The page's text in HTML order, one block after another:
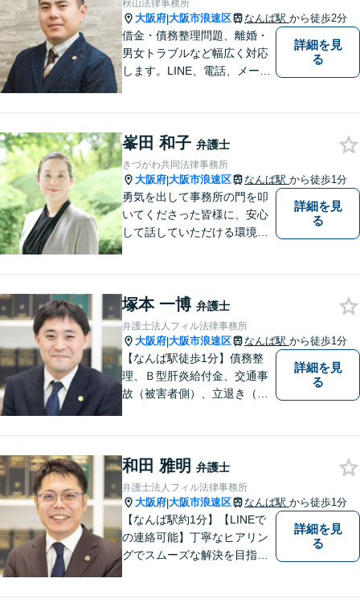
適な解決策を提示します。
秋山法律事務所
大阪府|大阪市浪速区 なんば駅 から徒歩2分
借金・債務整理問題、離婚・
男女トラブルなど幅広く対応
します。LINE、電話、メー
をできるだけ少なく！相談し
やすい環境づくりに努め、納
得できる解決を目指します！
詳細を見
る
峯田 和子 弁護士
きづがわ共同法律事務所
大阪府|大阪市浪速区 なんば駅 から徒歩1分
勇気を出して事務所の門を叩
いてくださった皆様に、安心
して話していただける環境を
え、丁寧にサポートしてまい
ります。
詳細を見
る
塚本 一博 弁護士
弁護士法人フィル法律事務所
大阪府|大阪市浪速区 なんば駅 から徒歩1分
【なんば駅徒歩1分】債務整
理、Ｂ型肝炎給付金、交通事
故（被害者側）、立退き（借
連絡ください！
詳細を見
る
和田 雅明 弁護士
弁護士法人フィル法律事務所
大阪府|大阪市浪速区 なんば駅 から徒歩1分
【なんば駅約1分】【LINEで
の連絡可能】丁寧なヒアリン
グでスムーズな解決を目指し
詳細を見
る